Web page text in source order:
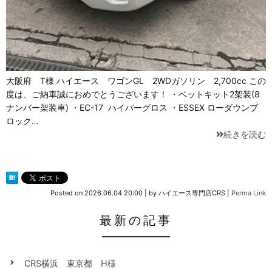
大阪府 T様 ハイエース ワゴンGL 2WDガソリン 2,700cc この
度は、ご納車誠におめでとうございます！ ・ベットキット2架装(8
ナンバー架装車) ・EC-17 ハイパーグロス ・ESSEX ローダウンブ
ロック…
続きを読む
Posted on 2026.06.04 20:00 by ハイエース専門店CRS Perma Link
最新の記事
CRS横浜 東京都 H様